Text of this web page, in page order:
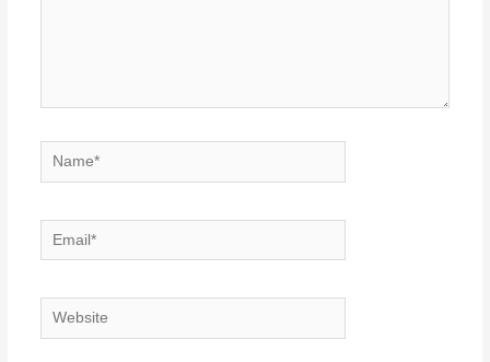
Name*
Email*
Website